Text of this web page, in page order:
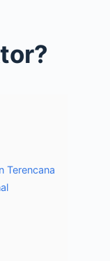
Terencana